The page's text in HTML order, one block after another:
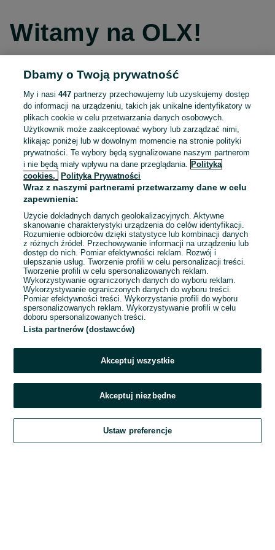
Witamy na OLX!
Kontynuuj przez Facebooka
Kontynuuj przez konto Apple
Kontynuuj przez konto Google
LUB
E-mail
Hasło
Zaloguj się
Kontynuując za pośrednictwem jednego z dostawców wskazanych powyżej,
OLX.pl w jego aktualnym brzmieniu.
Dbamy o Twoją prywatność
My i nasi447 partnerzy przechowujemy lub uzyskujemy dostęp
do informacji na urządzeniu, takich jak unikalne identyfikatory w
plikach cookie w celu przetwarzania danych osobowych.
Użytkownik może zaakceptować wybory lub zarządzać nimi,
klikając poniżej lub w dowolnym momencie na stronie polityki
prywatności. Te wybory będą sygnalizowane naszym partnerom
i nie będą miały wpływu na dane przeglądania.
Polityka
cookies,
Polityka Prywatności
Wraz z naszymi partnerami przetwarzamy dane w celu
zapewnienia:
Użycie dokładnych danych geolokalizacyjnych. Aktywne
skanowanie charakterystyki urządzenia do celów identyfikacji.
Rozumienie odbiorców dzięki statystyce lub kombinacji danych
z różnych źródeł. Przechowywanie informacji na urządzeniu lub
dostęp do nich. Pomiar efektywności reklam. Rozwój i
ulepszanie usług. Tworzenie profili w celu personalizacji treści.
Tworzenie profili w celu spersonalizowanych reklam.
Wykorzystywanie ograniczonych danych do wyboru reklam.
Wykorzystywanie ograniczonych danych do wyboru treści.
Pomiar efektywności treści. Wykorzystanie profili do wyboru
spersonalizowanych reklam. Wykorzystywanie profili w celu
doboru spersonalizowanych treści.
Lista partnerów (dostawców)
Akceptuj wszystkie
Akceptuj niezbędne
Ustaw preferencje